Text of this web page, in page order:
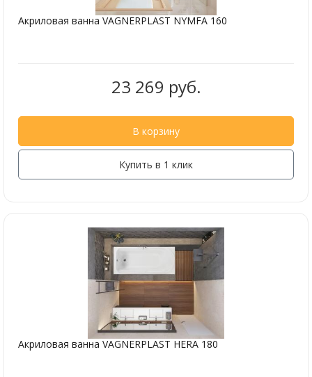
Акриловая ванна VAGNERPLAST NYMFA 160
23 269 руб.
В корзину
Купить в 1 клик
Акриловая ванна VAGNERPLAST HERA 180